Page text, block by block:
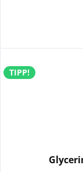
TIPP!